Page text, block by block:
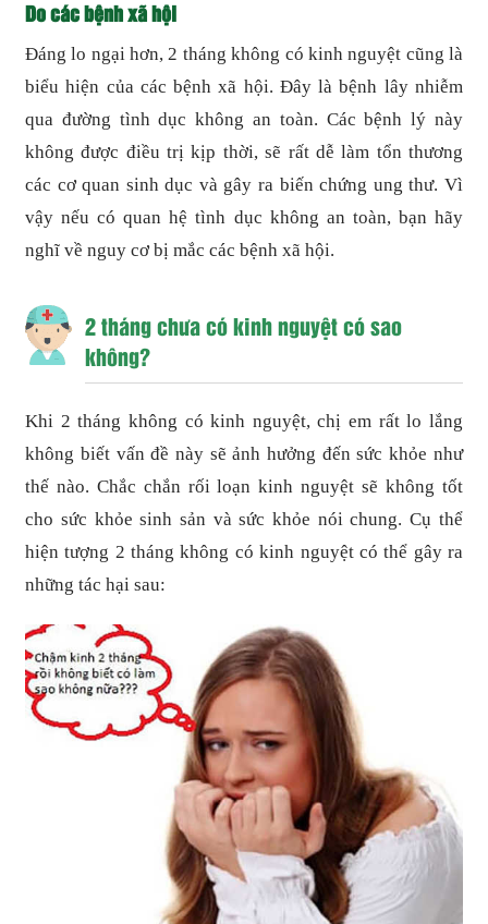
Do các bệnh xã hội
Đáng lo ngại hơn, 2 tháng không có kinh nguyệt cũng là
biểu hiện của các bệnh xã hội. Đây là bệnh lây nhiễm
qua đường tình dục không an toàn. Các bệnh lý này
không được điều trị kịp thời, sẽ rất dễ làm tổn thương
các cơ quan sinh dục và gây ra biến chứng ung thư. Vì
vậy nếu có quan hệ tình dục không an toàn, bạn hãy
nghĩ về nguy cơ bị mắc các bệnh xã hội.
2 tháng chưa có kinh nguyệt có sao
không?
Khi 2 tháng không có kinh nguyệt, chị em rất lo lắng
không biết vấn đề này sẽ ảnh hưởng đến sức khỏe như
thế nào. Chắc chắn rối loạn kinh nguyệt sẽ không tốt
cho sức khỏe sinh sản và sức khỏe nói chung. Cụ thể
hiện tượng 2 tháng không có kinh nguyệt có thể gây ra
những tác hại sau: